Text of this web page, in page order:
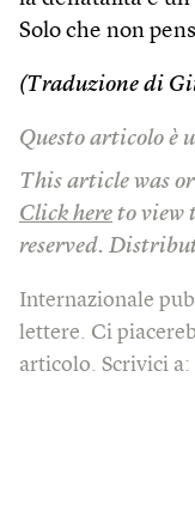
Solo che non
(Traduzione di
Questo articolo è
This article was
Click here to view
reserved.
Internazionale
lettere. Ci
articolo. Scrivici a: